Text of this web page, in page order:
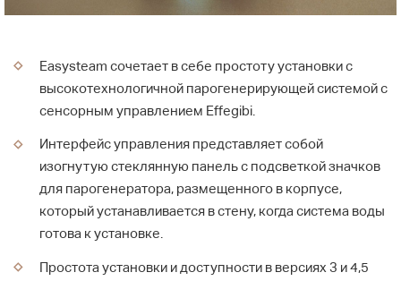
Easysteam сочетает в себе простоту установки с
высокотехнологичной парогенерирующей системой с
сенсорным управлением Effegibi.
Интерфейс управления представляет собой
изогнутую стеклянную панель с подсветкой значков
для парогенератора, размещенного в корпусе,
который устанавливается в стену, когда система воды
готова к установке.
Простота установки и доступности в версиях 3 и 4,5